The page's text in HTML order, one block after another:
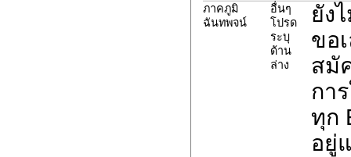
ภาคภูมิ
ฉันทพจน์
อื่นๆ
โปรด
ระบุ
ด้าน
ล่าง
ยัง
ขอ
สมั
กา
ทุก
อยู่